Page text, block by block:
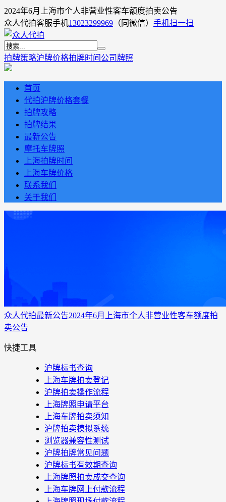
2024年6月上海市个人非营业性客车额度拍卖公告
众人代拍客服手机13023299969 （同微信） 手机扫一扫
拍牌策略沪牌价格拍牌时间 公司牌照
首页
代拍沪牌价格套餐
拍牌攻略
拍牌结果
最新公告
摩托车牌照
上海拍牌时间
上海车牌价格
联系我们
关于我们
众人代拍最新公告2024年6月上海市个人非营业性客车额度拍
卖公告
快捷工具
沪牌标书查询
上海车牌拍卖登记
沪牌拍卖操作流程
上海牌照申请平台
上海车牌拍卖须知
沪牌拍卖模拟系统
浏览器兼容性测试
沪牌拍牌常见问题
沪牌标书有效期查询
上海牌照拍卖成交查询
上海车牌网上付款流程